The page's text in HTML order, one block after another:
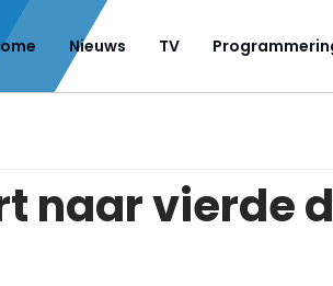
Nieuws TV
naar vierde